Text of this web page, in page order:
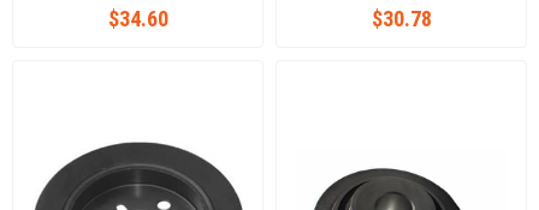
$34.60 $30.78